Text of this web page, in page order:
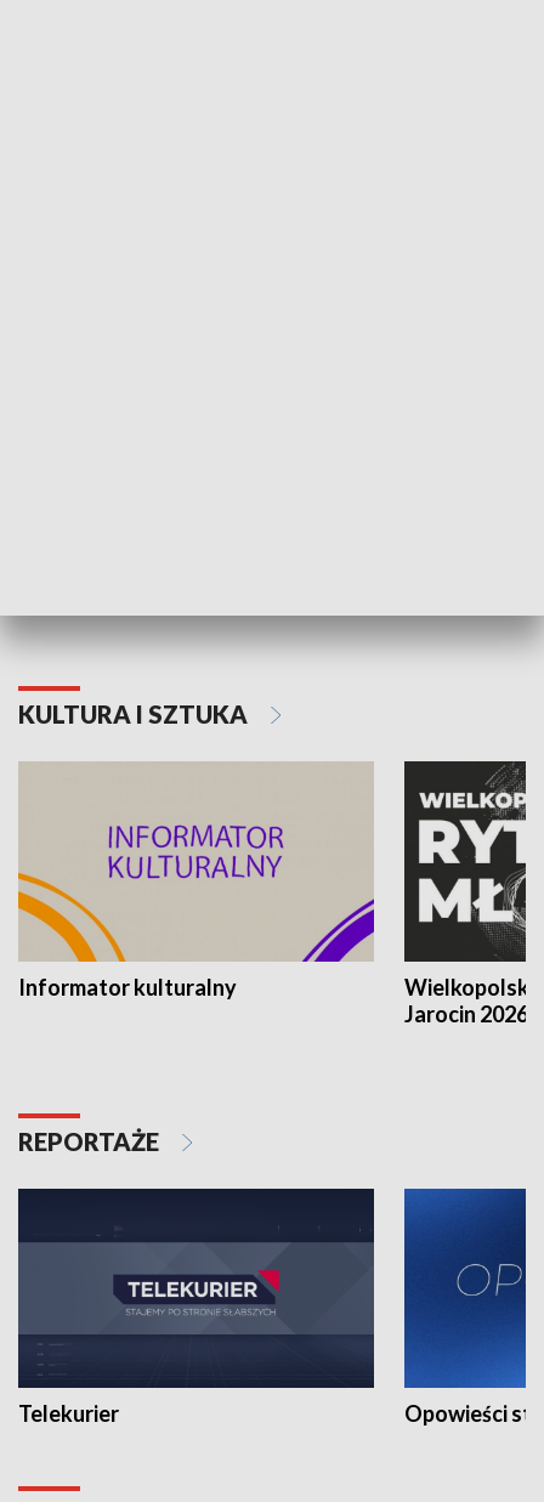
KULTURA I SZTUKA
Informator kulturalny
Jarocin 2026
REPORTAŻE
Telekurier Opowieści